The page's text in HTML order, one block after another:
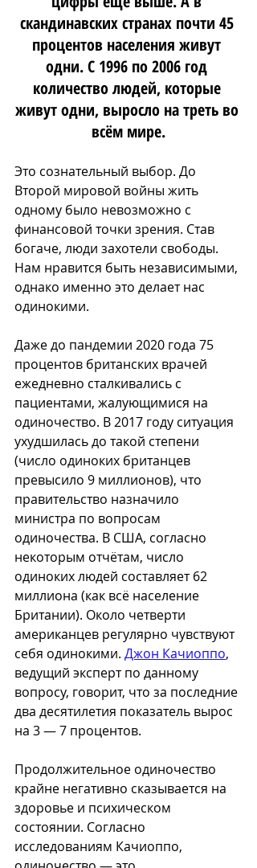
скандинавских странах почти 45
процентов населения живут
одни. С 1996 по 2006 год
количество людей, которые
живут одни, выросло на треть во
всём мире.
Это сознательный выбор. До
Второй мировой войны жить
одному было невозможно с
финансовой точки зрения. Став
богаче, люди захотели свободы.
Нам нравится быть независимыми,
однако именно это делает нас
одинокими.
Даже до пандемии 2020 года 75
процентов британских врачей
ежедневно сталкивались с
пациентами, жалующимися на
одиночество. В 2017 году ситуация
ухудшилась до такой степени
(число одиноких британцев
превысило 9 миллионов), что
правительство назначило
министра по вопросам
одиночества. В США, согласно
некоторым отчётам, число
одиноких людей составляет 62
миллиона (как всё население
Британии). Около четверти
американцев регулярно чувствуют
себя одинокими. Джон Качиоппо,
ведущий эксперт по данному
вопросу, говорит, что за последние
два десятилетия показатель вырос
на 3 — 7 процентов.
Продолжительное одиночество
крайне негативно сказывается на
здоровье и психическом
состоянии. Согласно
исследованиям Качиоппо,